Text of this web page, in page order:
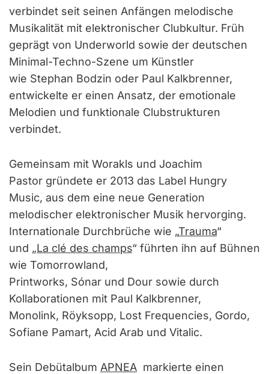
verbindet seit seinen Anfängen melodische
Musikalität mit elektronischer Clubkultur. Früh
geprägt von Underworld sowie der deutschen
Minimal-Techno-Szene um Künstler
wie Stephan Bodzin oder Paul Kalkbrenner,
entwickelte er einen Ansatz, der emotionale
Melodien und funktionale Clubstrukturen
verbindet.
Gemeinsam mit Worakls und Joachim
Pastor gründete er 2013 das Label Hungry
Music, aus dem eine neue Generation
melodischer elektronischer Musik hervorging.
Internationale Durchbrüche wie „Trauma“
und „La clé des champs“ führten ihn auf Bühnen
wie Tomorrowland,
Printworks, Sónar und Dour sowie durch
Kollaborationen mit Paul Kalkbrenner,
Monolink, Röyksopp, Lost Frequencies, Gordo,
Sofiane Pamart, Acid Arab und Vitalic.
Sein Debütalbum APNEA markierte einen